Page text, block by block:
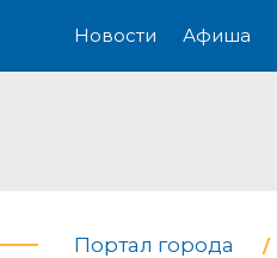
Новости Афиша
Портал города